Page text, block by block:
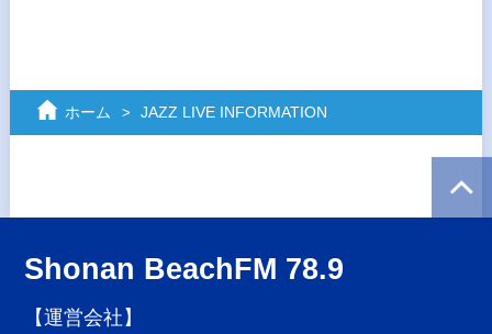
ホーム JAZZ LIVE INFORMATION
Shonan BeachFM 78.9
【運営会社】